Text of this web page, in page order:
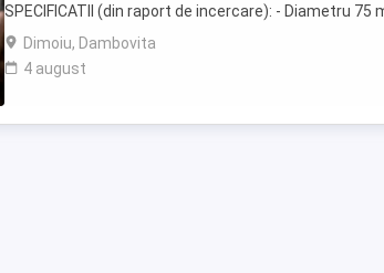
SPECIFICATII (din raport de incercare): - Diametru 75
340 mm - Putere calorica superioara ...
Dimoiu, Dambovita
4 august